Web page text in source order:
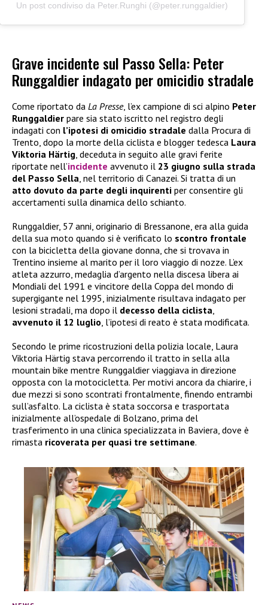
Un post condiviso da Peter.Runghi (@peter.runggaldier)
Grave incidente sul Passo Sella: Peter
Runggaldier indagato per omicidio stradale
Come riportato da La Presse, l’ex campione di sci alpino Peter
Runggaldier pare sia stato iscritto nel registro degli
indagati con l’ipotesi di omicidio stradale dalla Procura di
Trento, dopo la morte della ciclista e blogger tedesca Laura
Viktoria Härtig, deceduta in seguito alle gravi ferite
riportate nell’incidente avvenuto il 23 giugno sulla strada
del Passo Sella, nel territorio di Canazei. Si tratta di un
atto dovuto da parte degli inquirenti per consentire gli
accertamenti sulla dinamica dello schianto.
Runggaldier, 57 anni, originario di Bressanone, era alla guida
della sua moto quando si è verificato lo scontro frontale
con la bicicletta della giovane donna, che si trovava in
Trentino insieme al marito per il loro viaggio di nozze. L’ex
atleta azzurro, medaglia d’argento nella discesa libera ai
Mondiali del 1991 e vincitore della Coppa del mondo di
supergigante nel 1995, inizialmente risultava indagato per
lesioni stradali, ma dopo il decesso della ciclista,
avvenuto il 12 luglio, l’ipotesi di reato è stata modificata.
Secondo le prime ricostruzioni della polizia locale, Laura
Viktoria Härtig stava percorrendo il tratto in sella alla
mountain bike mentre Runggaldier viaggiava in direzione
opposta con la motocicletta. Per motivi ancora da chiarire, i
due mezzi si sono scontrati frontalmente, finendo entrambi
sull’asfalto. La ciclista è stata soccorsa e trasportata
inizialmente all’ospedale di Bolzano, prima del
trasferimento in una clinica specializzata in Baviera, dove è
rimasta ricoverata per quasi tre settimane.